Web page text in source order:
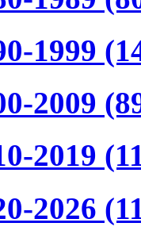
1999
2009
2019
2026